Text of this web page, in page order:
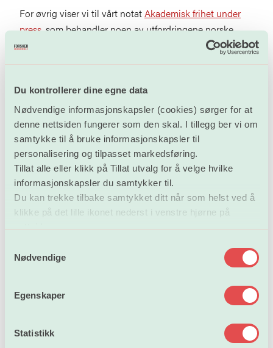
Du kontrollerer dine egne data
Nødvendige informasjonskapsler (cookies) sørger for at
denne nettsiden fungerer som den skal. I tillegg ber vi om
samtykke til å bruke informasjonskapsler til
personalisering og tilpasset markedsføring.
Tillat alle eller klikk på Tillat utvalg for å velge hvilke
informasjonskapsler du samtykker til.
Du kan trekke tilbake samtykket ditt når som helst ved å
klikke på det lille ikonet nederst i venstre hjørne på
nettsiden.
Nødvendige
Egenskaper
Statistikk
For øvrig viser vi til vårt notatAkademisk frihet under
press, som behandler noen av utfordringene norske
vitenskapelige ansatte i dag står ovenfor.
fagorganisasjonenes bekymring for at den avtalefestede
medbestemmelsen ikke følges godt nok opp i sektoren.
Universitets- og høyskolesektoren har i tillegg hatt en
lang tradisjon med medvirkning gjennom kollegiale
organ. De kollegiale organene er blitt avviklet flere
steder de senere årene, noe som bidrar til å forsterke
oppfatningen av at medbestemmelsen er under press.
generelt og i akademia spesielt. Til den akademiske
den vitenskapelige og fagstrategiske utviklingen, noe
kollegiale organ på den ene siden og muligheten til å
velge ledere blant egne fagfeller på den andre.